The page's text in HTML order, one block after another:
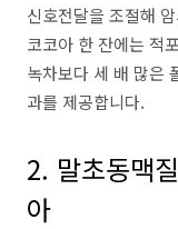
신호전달을 조절해
코코아 한 잔에는 적
녹차보다 세 배 많은
과를 제공합니다.
2. 말초동맥
아